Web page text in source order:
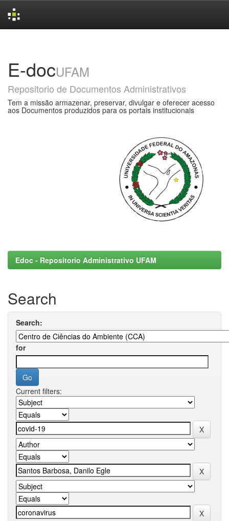
E-docUFAM
Repositorio de Documentos Administrativos
Tem a missão armazenar, preservar, divulgar e oferecer acesso
aos Documentos produzidos para os portais institucionais
Edoc - Repositorio Administrativo UFAM
Search
Search:
for
Current filters: